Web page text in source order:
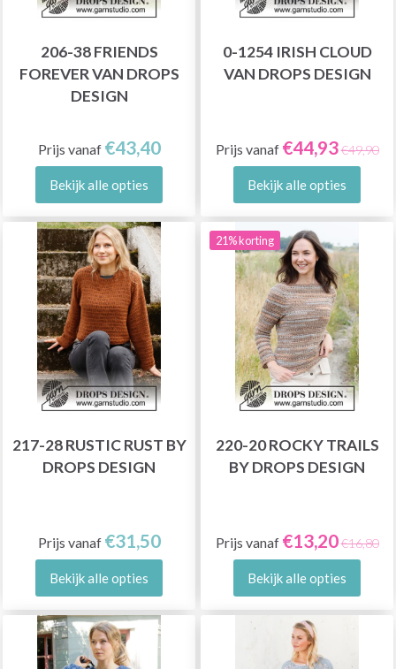
206-38 FRIENDS
FOREVER VAN DROPS
DESIGN
Prijs vanaf €43,40
Bekijk alle opties
0-1254 IRISH CLOUD
VAN DROPS DESIGN
Prijs vanaf €44,93€49,90
Bekijk alle opties
217-28 RUSTIC RUST BY
DROPS DESIGN
Prijs vanaf €31,50
Bekijk alle opties
21% korting
220-20 ROCKY TRAILS
BY DROPS DESIGN
Prijs vanaf €13,20€16,80
Bekijk alle opties